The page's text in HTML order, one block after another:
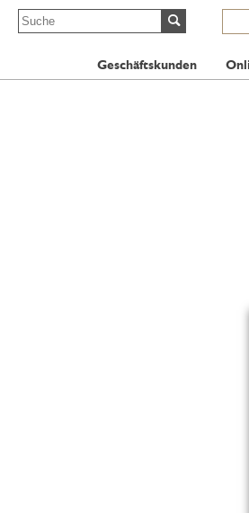
Geschäftskunden